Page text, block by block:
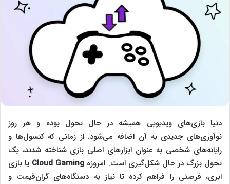
دنیا بازی‌های ویدیویی همیشه در حال تحول بوده و هر روز
نوآوری‌های جدیدی به آن اضافه می‌شود. از زمانی که کنسول‌ها و
رایانه‌های شخصی به عنوان ابزارهای اصلی بازی شناخته شدند، یک
تحول بزرگ در حال شکل‌گیری است. امروزه Cloud Gaming یا بازی
ابری، فرصتی را فراهم کرده تا نیاز به دستگاه‌های گران‌قیمت و